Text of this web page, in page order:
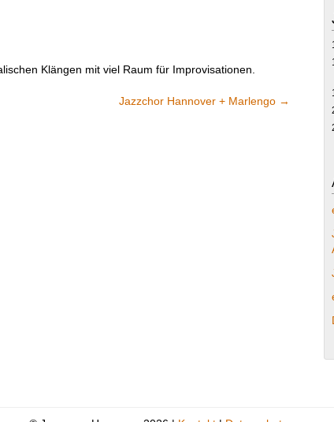
Klängen mit viel Raum für Improvisationen.
Jazzchor Hannover + Marlengo →